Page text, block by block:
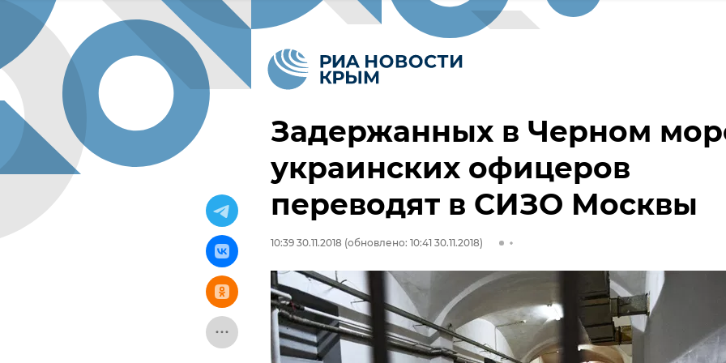
Задержанных в Черном
украинских офицеров
переводят в СИЗО Москвы
10:39 30.11.2018 (обновлено: 10:41 30.11.2018)